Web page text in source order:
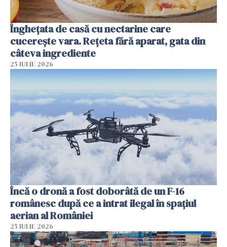
Înghețata de casă cu nectarine care
cucerește vara. Rețeta fără aparat, gata din
câteva ingrediente
25 IULIE 2026
Încă o dronă a fost doborâtă de un F-16
românesc după ce a intrat ilegal în spațiul
aerian al României
25 IULIE 2026